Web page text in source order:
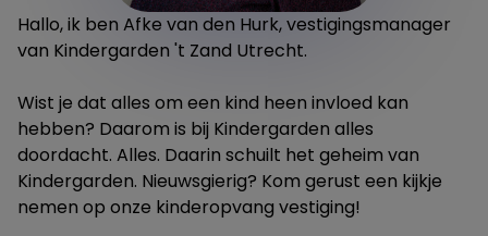
Hallo, ik ben Afke van den Hurk, vestigingsmanager
van Kindergarden 't Zand Utrecht.
Wist je dat alles om een kind heen invloed kan
hebben? Daarom is bij Kindergarden alles
doordacht. Alles. Daarin schuilt het geheim van
Kindergarden. Nieuwsgierig? Kom gerust een kijkje
nemen op onze kinderopvang vestiging!